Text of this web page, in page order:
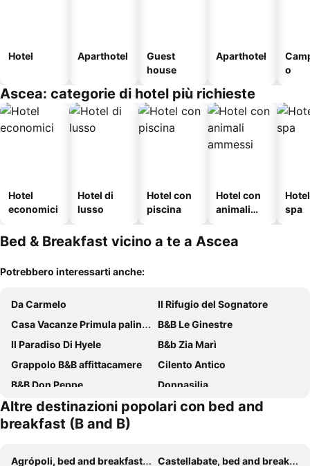
Hotel Aparthotel
Guest
house
Aparthotel
o
Ascea: categorie di hotel più richieste
Hotel
economici
Hotel di
lusso
Hotel con
piscina
Hotel con
animali
spa
Bed & Breakfast vicino a te a Ascea
Potrebbero interessarti anche:
Da Carmelo
Il Rifugio del Sognatore
Casa Vacanze Primula palinuri
B&B Le Ginestre
Il Paradiso Di Hyele
B&b Zia Marì
Grappolo B&B affittacamere
Cilento Antico
B&B Don Peppe
Donnasilia
Affitta Camere Peluso
Agriturismo Ai Monaci
Cilento Coast, Palazzo Pisani Pollica -Salerno-Campania-Italy
Altre destinazioni popolari con bed and
breakfast (B and B)
Agrópoli, bed and breakfast (B and B)
Castellabate, bed and breakfast (B and B)